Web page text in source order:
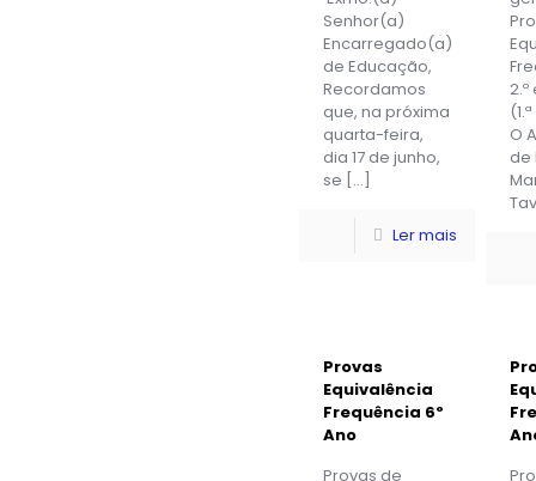
Senhor(a)
Encarregado(a)
de Educação,
Recordamos
que, na próxima
quarta-feira,
dia 17 de junho,
se […]
Ler mais
2.º
O
de
Provas
Equivalência
Frequência 6º
Ano
Provas de